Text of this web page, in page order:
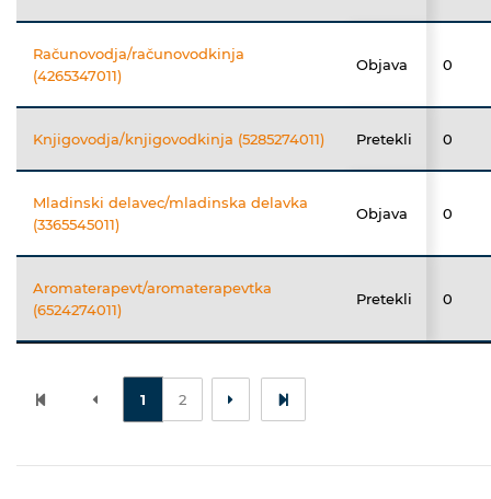
Računovodja/računovodkinja
(4265347011)
Objava 0
Knjigovodja/knjigovodkinja (5285274011) Pretekli 0
Mladinski delavec/mladinska delavka
(3365545011)
Objava 0
Aromaterapevt/aromaterapevtka
(6524274011)
Pretekli 0
1 2